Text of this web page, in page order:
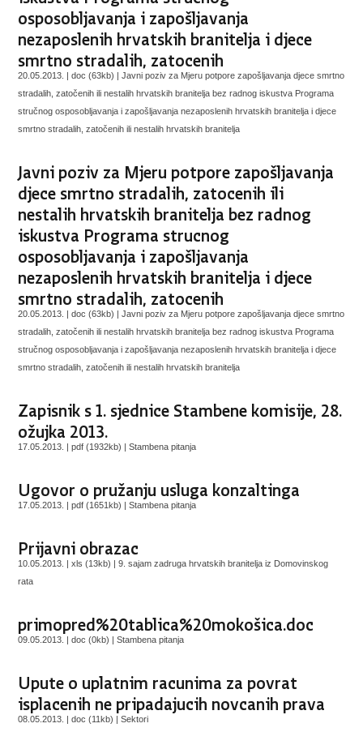
osposobljavanja i zapošljavanja
nezaposlenih hrvatskih branitelja i djece
smrtno stradalih, zatocenih
20.05.2013. | doc (63kb) |Javni poziv za Mjeru potpore zapošljavanja djece smrtno
stradalih, zatočenih ili nestalih hrvatskih branitelja bez radnog iskustva Programa
stručnog osposobljavanja i zapošljavanja nezaposlenih hrvatskih branitelja i djece
smrtno stradalih, zatočenih ili nestalih hrvatskih branitelja
Javni poziv za Mjeru potpore zapošljavanja
djece smrtno stradalih, zatocenih ili
nestalih hrvatskih branitelja bez radnog
iskustva Programa strucnog
osposobljavanja i zapošljavanja
nezaposlenih hrvatskih branitelja i djece
smrtno stradalih, zatocenih
20.05.2013. | doc (63kb) |Javni poziv za Mjeru potpore zapošljavanja djece smrtno
stradalih, zatočenih ili nestalih hrvatskih branitelja bez radnog iskustva Programa
stručnog osposobljavanja i zapošljavanja nezaposlenih hrvatskih branitelja i djece
smrtno stradalih, zatočenih ili nestalih hrvatskih branitelja
Zapisnik s 1. sjednice Stambene komisije, 28.
ožujka 2013.
17.05.2013. | pdf (1932kb) |Stambena pitanja
Ugovor o pružanju usluga konzaltinga
17.05.2013. | pdf (1651kb) |Stambena pitanja
Prijavni obrazac
10.05.2013. | xls (13kb) |9. sajam zadruga hrvatskih branitelja iz Domovinskog
rata
primopred%20tablica%20mokošica.doc
09.05.2013. | doc (0kb) |Stambena pitanja
Upute o uplatnim racunima za povrat
isplacenih ne pripadajucih novcanih prava
08.05.2013. | doc (11kb) |Sektori